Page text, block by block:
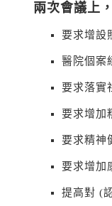
兩次會議上
要求增設
醫院個案
要求落實
要求增加
要求精神
要求增加
提高對 (